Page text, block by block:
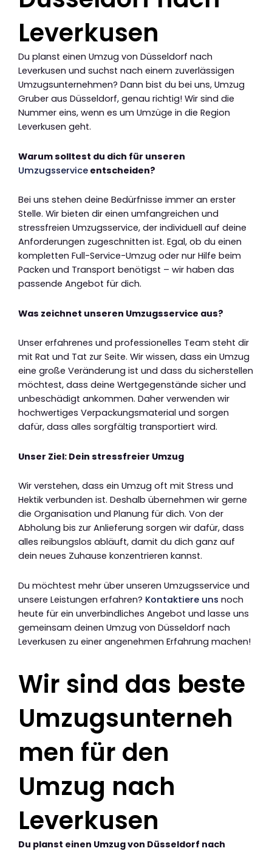
Leverkusen
Du planst einen Umzug von Düsseldorf nach
Leverkusen und suchst nach einem zuverlässigen
Umzugsunternehmen? Dann bist du bei uns, Umzug
Gruber aus Düsseldorf, genau richtig! Wir sind die
Nummer eins, wenn es um Umzüge in die Region
Leverkusen geht.
Warum solltest du dich für unseren
Umzugsservice entscheiden?
Bei uns stehen deine Bedürfnisse immer an erster
Stelle. Wir bieten dir einen umfangreichen und
stressfreien Umzugsservice, der individuell auf deine
Anforderungen zugeschnitten ist. Egal, ob du einen
kompletten Full-Service-Umzug oder nur Hilfe beim
Packen und Transport benötigst – wir haben das
passende Angebot für dich.
Was zeichnet unseren Umzugsservice aus?
Unser erfahrenes und professionelles Team steht dir
mit Rat und Tat zur Seite. Wir wissen, dass ein Umzug
eine große Veränderung ist und dass du sicherstellen
möchtest, dass deine Wertgegenstände sicher und
unbeschädigt ankommen. Daher verwenden wir
hochwertiges Verpackungsmaterial und sorgen
dafür, dass alles sorgfältig transportiert wird.
Unser Ziel: Dein stressfreier Umzug
Wir verstehen, dass ein Umzug oft mit Stress und
Hektik verbunden ist. Deshalb übernehmen wir gerne
die Organisation und Planung für dich. Von der
Abholung bis zur Anlieferung sorgen wir dafür, dass
alles reibungslos abläuft, damit du dich ganz auf
dein neues Zuhause konzentrieren kannst.
Du möchtest mehr über unseren Umzugsservice und
unsere Leistungen erfahren? Kontaktiere uns noch
heute für ein unverbindliches Angebot und lasse uns
gemeinsam deinen Umzug von Düsseldorf nach
Leverkusen zu einer angenehmen Erfahrung machen!
Wir sind das beste
Umzugsunterneh
men für den
Umzug nach
Leverkusen
Du planst einen Umzug von Düsseldorf nach